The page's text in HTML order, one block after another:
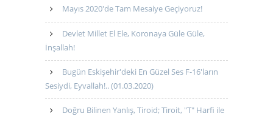
Mayıs 2020'de Tam Mesaiye Geçiyoruz!
Devlet Millet El Ele, Koronaya Güle Güle,
İnşallah!
Bugün Eskişehir'deki En Güzel Ses F-16'ların
Sesiydi, Eyvallah!.. (01.03.2020)
Doğru Bilinen Yanlış, Tiroid; Tiroit, "T" Harfi ile